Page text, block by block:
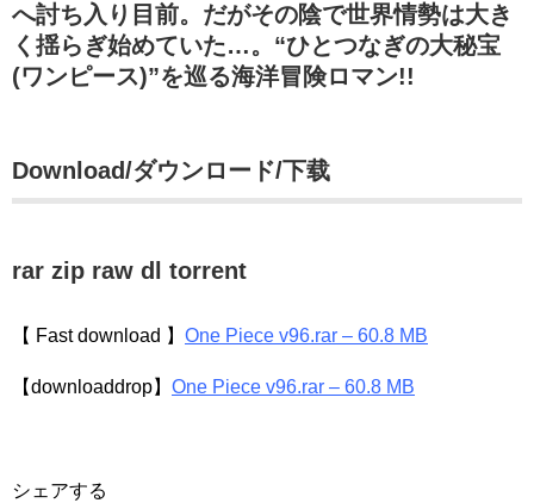
へ討ち入り目前。だがその陰で世界情勢は大き
く揺らぎ始めていた…。“ひとつなぎの大秘宝
(ワンピース)”を巡る海洋冒険ロマン!!
Download/ダウンロード/下载
rar zip raw dl torrent
【 Fast download 】 One Piece v96.rar – 60.8 MB
【downloaddrop】 One Piece v96.rar – 60.8 MB
シェアする